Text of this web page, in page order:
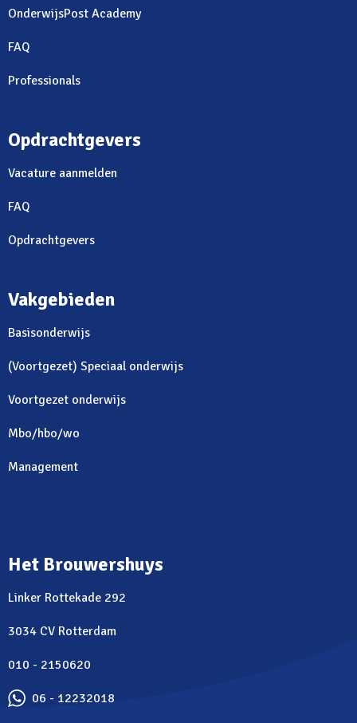
OnderwijsPost Academy
FAQ
Professionals
Opdrachtgevers
Vacature aanmelden
FAQ
Opdrachtgevers
Vakgebieden
Basisonderwijs
(Voortgezet) Speciaal onderwijs
Voortgezet onderwijs
Mbo/hbo/wo
Management
Het Brouwershuys
Linker Rottekade 292
3034 CV Rotterdam
010 - 2150620
06 - 12232018